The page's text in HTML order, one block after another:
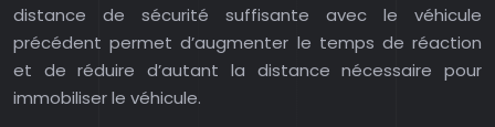
distance de sécurité suffisante avec le véhicule
précédent permet d’augmenter le temps de réaction
et de réduire d’autant la distance nécessaire pour
immobiliser le véhicule.